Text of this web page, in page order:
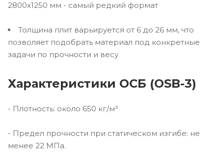
2800х1250 мм - самый редкий формат
Толщина плит варьируется от 6 до 26 мм, что
позволяет подобрать материал под конкретные
задачи по прочности и весу
Характеристики ОСБ (OSB-3)
- Плотность: около 650 кг/м³
- Предел прочности при статическом изгибе: не
менее 22 МПа.